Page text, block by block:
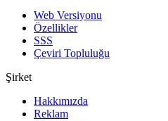
Web Versiyonu
Özellikler
SSS
Çeviri Topluluğu
Şirket
Hakkımızda
Reklam